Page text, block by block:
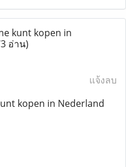
kunt kopen in
อ่าน)
แจ้งลบ
kopen in Nederland